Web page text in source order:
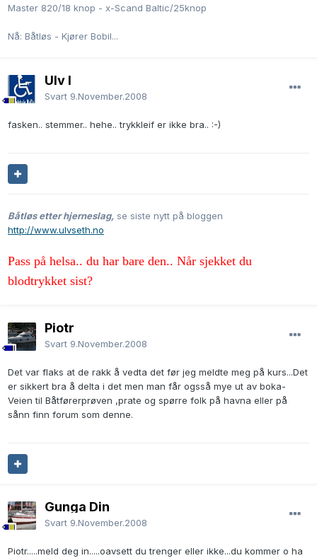
Master 820/18 knop - x-Scand Baltic/25knop
Nå: Båtløs - Kjører Bobil...
Ulv I
Svart 9.November.2008
fasken.. stemmer.. hehe.. trykkleif er ikke bra.. :-)
Båtløs etter hjerneslag, se siste nytt på bloggen
http://www.ulvseth.no
Pass på helsa.. du har bare den.. Når sjekket du
blodtrykket sist?
Piotr
Svart 9.November.2008
Det var flaks at de rakk å vedta det før jeg meldte meg på kurs...Det
er sikkert bra å delta i det men man får ogsså mye ut av boka-
Veien til Båtførerprøven ,prate og spørre folk på havna eller på
sånn finn forum som denne.
Gunga Din
Svart 9.November.2008
Piotr.....meld deg in.....oavsett du trenger eller ikke...du kommer o ha